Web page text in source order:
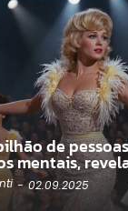
de
mentais,
- 02.09.2025